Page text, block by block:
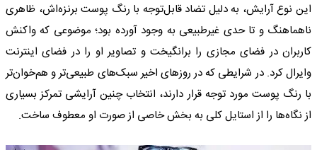
این نوع آرایش، به دلیل تضاد قابل‌توجه با رنگ پوست برنزه‌اش، ظاهری
ناهماهنگ و تا حدی غیرطبیعی به وجود آورده بود؛ موضوعی که واکنش
کاربران در فضای مجازی را برانگیخت و تصاویر او را در فضای اینترنت
وایرال کرد. در شرایطی که در روزهای اخیر سبک‌های طبیعی‌تر و هم‌خوان‌تر
با رنگ پوست مورد توجه قرار دارند، انتخاب چنین آرایشی تمرکز بسیاری
از نگاه‌ها را از استایل کلی به بخش خاصی از صورت او معطوف ساخت.